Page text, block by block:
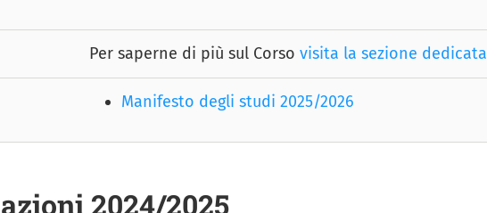
Per saperne di più sul Corso visita la sezione dedicata
Manifesto degli studi 2025/2026
2024/2025